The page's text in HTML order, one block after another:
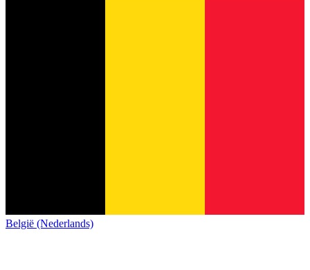
België (Nederlands)